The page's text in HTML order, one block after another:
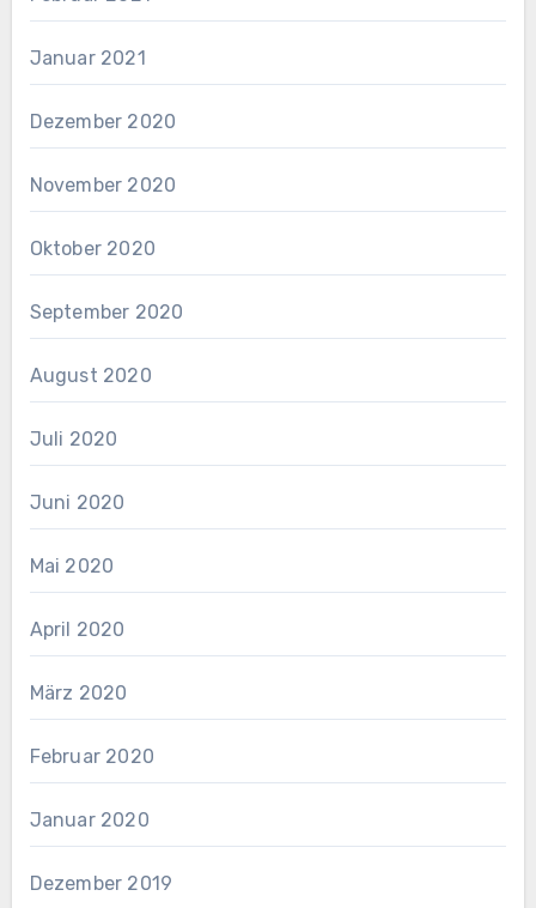
Januar 2021
Dezember 2020
November 2020
Oktober 2020
September 2020
August 2020
Juli 2020
Juni 2020
Mai 2020
April 2020
März 2020
Februar 2020
Januar 2020
Dezember 2019